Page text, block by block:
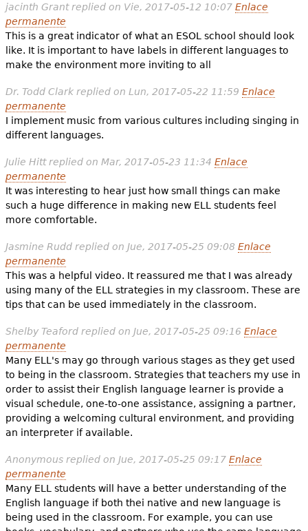
jacinth Grantreplied on Vie, 2017-05-12 10:07 Enlace
permanente
This is a great indicator of what an ESOL school should look
like. It is important to have labels in different languages to
make the environment more inviting to all
Dr. Todd Clarkreplied on Lun, 2017-05-22 11:59 Enlace
permanente
I implement music from various cultures including singing in
different languages.
Julie Hittreplied on Mar, 2017-05-23 11:34 Enlace
permanente
It was interesting to hear just how small things can make
such a huge difference in making new ELL students feel
more comfortable.
Jasmine Ruddreplied on Jue, 2017-05-25 09:08 Enlace
permanente
This was a helpful video. It reassured me that I was already
using many of the ELL strategies in my classroom. These are
tips that can be used immediately in the classroom.
Shelby Teafordreplied on Jue, 2017-05-25 09:16 Enlace
permanente
Many ELL's may go through various stages as they get used
to being in the classroom. Strategies that teachers my use in
order to assist their English language learner is provide a
visual schedule, one-to-one assistance, assigning a partner,
providing a welcoming cultural environment, and providing
an interpreter if available.
Anonymousreplied on Jue, 2017-05-25 09:17 Enlace
permanente
Many ELL students will have a better understanding of the
English language if both thei native and new language is
being used in the classroom. For example, you can use